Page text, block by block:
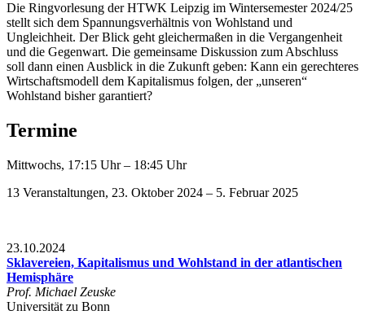
Die Ringvorlesung der HTWK Leipzig im Wintersemester 2024/25
stellt sich dem Spannungsverhältnis von Wohlstand und
Ungleichheit. Der Blick geht gleichermaßen in die Vergangenheit
und die Gegenwart. Die gemeinsame Diskussion zum Abschluss
soll dann einen Ausblick in die Zukunft geben: Kann ein gerechteres
Wirtschaftsmodell dem Kapitalismus folgen, der „unseren“
Wohlstand bisher garantiert?
Termine
Mittwochs, 17:15 Uhr – 18:45 Uhr
13 Veranstaltungen, 23. Oktober 2024 – 5. Februar 2025
23.10.2024
Sklavereien, Kapitalismus und Wohlstand in der atlantischen
Hemisphäre
Prof. Michael Zeuske
Universität zu Bonn